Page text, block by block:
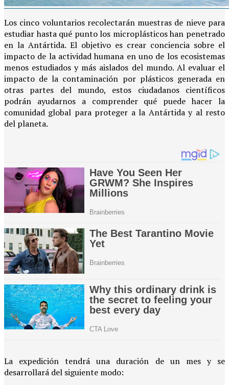
Los cinco voluntarios recolectarán muestras de nieve para
estudiar hasta qué punto los microplásticos han penetrado
en la Antártida. El objetivo es crear conciencia sobre el
impacto de la actividad humana en uno de los ecosistemas
menos estudiados y más aislados del mundo. Al evaluar el
impacto de la contaminación por plásticos generada en
otras partes del mundo, estos ciudadanos científicos
podrán ayudarnos a comprender qué puede hacer la
comunidad global para proteger a la Antártida y al resto
del planeta.
La expedición tendrá una duración de un mes y se
desarrollará del siguiente modo: